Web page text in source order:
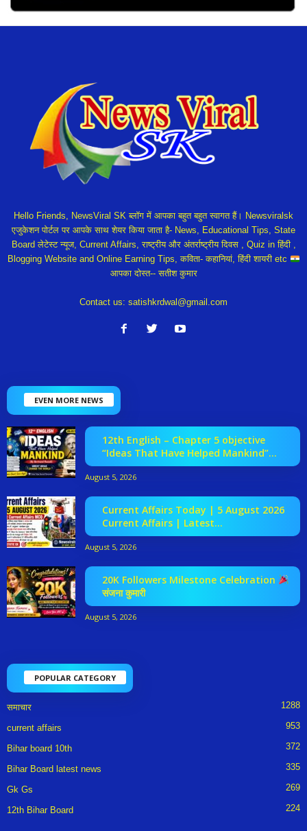
Hello Friends, NewsViral SK ब्लॉग में आपका बहुत बहुत स्वागत हैं। Newsviralsk
एजुकेशन पोर्टल पर आपके साथ शेयर किया जाता है- News, Educational Tips, State
Board लेटेस्ट न्यूज, Current Affairs, राष्ट्रीय और अंतर्राष्ट्रीय दिवस , Quiz in हिंदी ,
Blogging Website and Online Earning Tips, कविता- कहानियां, हिंदी शायरी etc
आपका दोस्त-- सतीश कुमार
Contact us: satishkrdwal@gmail.com
EVEN MORE NEWS
12th English – Chapter 5 objective
“Ideas That Have Helped Mankind”...
August 5, 2026
Current Affairs Today | 5 August 2026
Current Affairs | Latest...
August 5, 2026
20K Followers Milestone Celebration
संजना कुमारी
August 5, 2026
POPULAR CATEGORY
समाचार 1288
current affairs 953
Bihar board 10th 372
Bihar Board latest news 335
Gk Gs 269
12th Bihar Board 224